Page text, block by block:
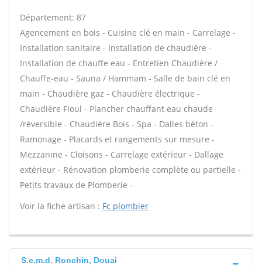
Département: 87
Agencement en bois - Cuisine clé en main - Carrelage -
Installation sanitaire - Installation de chaudière -
Installation de chauffe eau - Entretien Chaudière /
Chauffe-eau - Sauna / Hammam - Salle de bain clé en
main - Chaudière gaz - Chaudière électrique -
Chaudière Fioul - Plancher chauffant eau chaude
/réversible - Chaudière Bois - Spa - Dalles béton -
Ramonage - Placards et rangements sur mesure -
Mezzanine - Cloisons - Carrelage extérieur - Dallage
extérieur - Rénovation plomberie complète ou partielle -
Petits travaux de Plomberie -
Voir la fiche artisan : Fc plombier
S.e.m.d. Ronchin, Douai